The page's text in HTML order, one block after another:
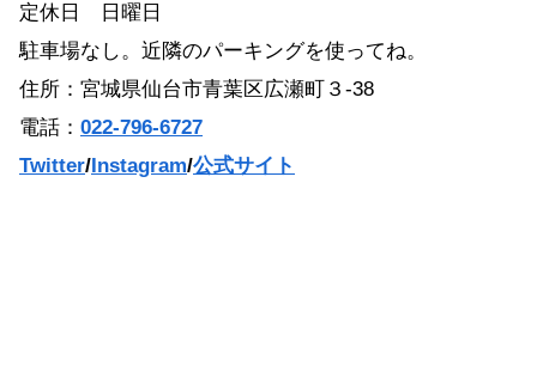
定休日 日曜日
駐車場なし。近隣のパーキングを使ってね。
住所：宮城県仙台市青葉区広瀬町３-38
電話： 022-796-6727
Twitter/Instagram/公式サイト